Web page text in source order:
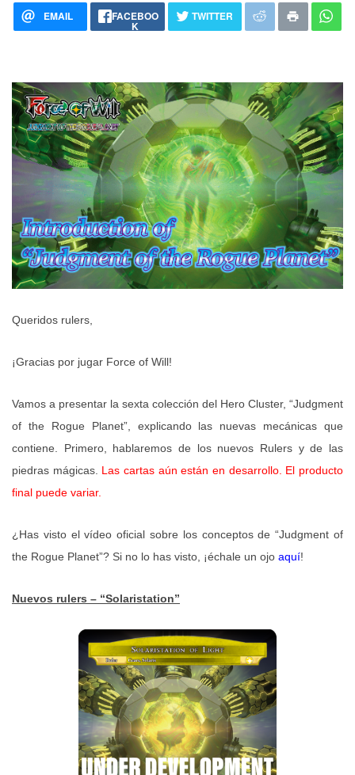
EMAIL FACEBOO
K
TWITTER
Queridos rulers,
¡Gracias por jugar Force of Will!
Vamos a presentar la sexta colección del Hero Cluster, “Judgment
of the Rogue Planet”, explicando las nuevas mecánicas que
contiene. Primero, hablaremos de los nuevos Rulers y de las
piedras mágicas. Las cartas aún están en desarrollo. El producto
final puede variar.
¿Has visto el vídeo oficial sobre los conceptos de “Judgment of
the Rogue Planet”? Si no lo has visto, ¡échale un ojo aquí!
Nuevos rulers – “Solaristation”